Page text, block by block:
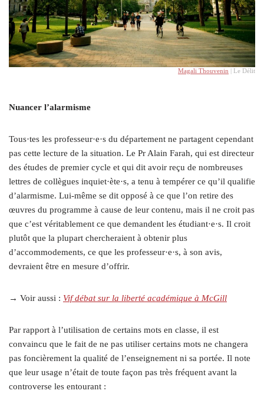
Magali Thouvenin | Le Délit
Nuancer l’alarmisme
Tous·tes les professeur·e·s du département ne partagent cependant
pas cette lecture de la situation. Le Pr Alain Farah, qui est directeur
des études de premier cycle et qui dit avoir reçu de nombreuses
lettres de collègues inquiet·ète·s, a tenu à tempérer ce qu’il qualifie
d’alarmisme. Lui-même se dit opposé à ce que l’on retire des
œuvres du programme à cause de leur contenu, mais il ne croit pas
que c’est véritablement ce que demandent les étudiant·e·s. Il croit
plutôt que la plupart chercheraient à obtenir plus
d’accommodements, ce que les professeur·e·s, à son avis,
devraient être en mesure d’offrir.
→ Voir aussi : Vif débat sur la liberté académique à McGill
Par rapport à l’utilisation de certains mots en classe, il est
convaincu que le fait de ne pas utiliser certains mots ne changera
pas foncièrement la qualité de l’enseignement ni sa portée. Il note
que leur usage n’était de toute façon pas très fréquent avant la
controverse les entourant :